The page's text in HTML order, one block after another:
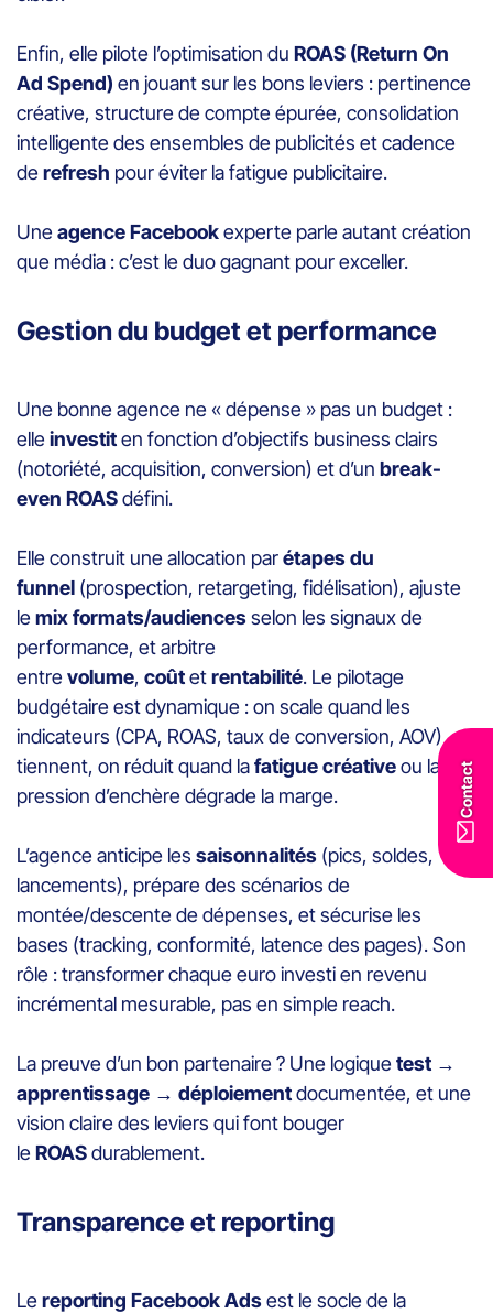
Contact
Enfin, elle pilote l’optimisation du ROAS (Return On
Ad Spend) en jouant sur les bons leviers : pertinence
créative, structure de compte épurée, consolidation
intelligente des ensembles de publicités et cadence
derefresh pour éviter la fatigue publicitaire.
Uneagence Facebookexperte parle autant création
que média : c’est le duo gagnant pour exceller.
Gestion du budget et performance
Une bonne agence ne « dépense » pas un budget :
elleinvestiten fonction d’objectifs business clairs
(notoriété, acquisition, conversion) et d’un break-
even ROASdéfini.
Elle construit une allocation parétapes du
funnel (prospection, retargeting, fidélisation), ajuste
lemix formats/audiencesselon les signaux de
performance, et arbitre
entrevolume, coûtetrentabilité. Le pilotage
budgétaire est dynamique : on scale quand les
indicateurs (CPA, ROAS, taux de conversion, AOV)
tiennent, on réduit quand lafatigue créativeou la
pression d’enchère dégrade la marge.
L’agence anticipe les saisonnalités (pics, soldes,
lancements), prépare des scénarios de
montée/descente de dépenses, et sécurise les
bases (tracking, conformité, latence des pages). Son
rôle : transformer chaque euro investi en revenu
incrémental mesurable, pas en simple reach.
La preuve d’un bon partenaire ? Une logiquetest →
apprentissage → déploiementdocumentée, et une
vision claire des leviers qui font bouger
leROASdurablement.
Transparence et reporting
Lereporting Facebook Adsest le socle de la